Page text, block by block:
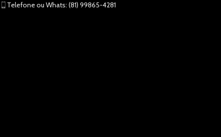
Telefone ou Whats: (81) 99865-4281